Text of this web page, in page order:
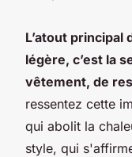
L’atout principal
légère, c’est la
vêtement, de
ressentez cette
qui abolit la
style, qui